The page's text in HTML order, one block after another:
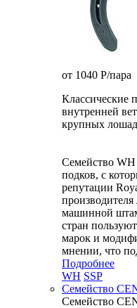
от 1040 P/пара
Классические
внутренней
крупных
Семейство WH
подков, с
репутации
машинной
стран
марок и
мнении, что
Подробнее
WH SSP
Семейство
Семейство